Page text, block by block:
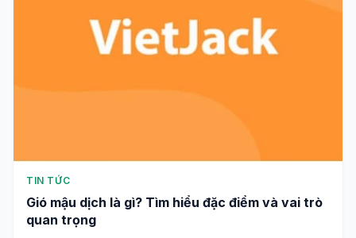
TIN TỨC
Gió mậu dịch là gì? Tìm hiểu đặc điểm và vai trò
quan trọng